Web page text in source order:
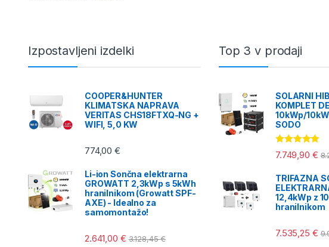
Izpostavljeni izdelki
COOPER&HUNTER
KLIMATSKA NAPRAVA
VERITAS CHS18FTXQ-NG +
WIFI, 5,0 KW
774,00€
Li-ion Sončna elektrarna
GROWATT 2,3kWp s 5kWh
hranilnikom (Growatt SPF-
AXE) - Idealno za
samomontažo!
2.641,00 € 3.128,45€
Top 3 v prodaji
SOLARNI
KOMPLET
10kWp/
SODO
Ocenjeno
5.00od 5
7.749,90 €
TRIFAZNA
12,4kWp z
hranilnikom
7.535,25 €